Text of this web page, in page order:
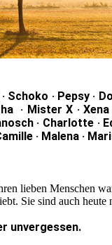
Schoko · Pepsy ·
· Mister X ·
· Charlotte ·
· Malena ·
lieben Menschen
Sie sind auch
unvergessen.